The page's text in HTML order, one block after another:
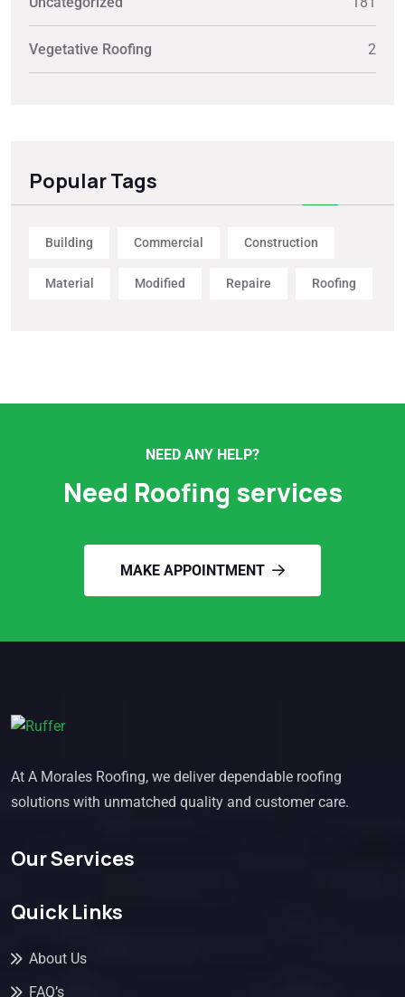
Vegetative Roofing 2
Popular Tags
Building Commercial Construction
Material Modified Repaire Roofing
NEED ANY HELP?
Need Roofing services
MAKE APPOINTMENT
At A Morales Roofing, we deliver dependable roofing
solutions with unmatched quality and customer care.
Our Services
Quick Links
About Us
FAQ’s